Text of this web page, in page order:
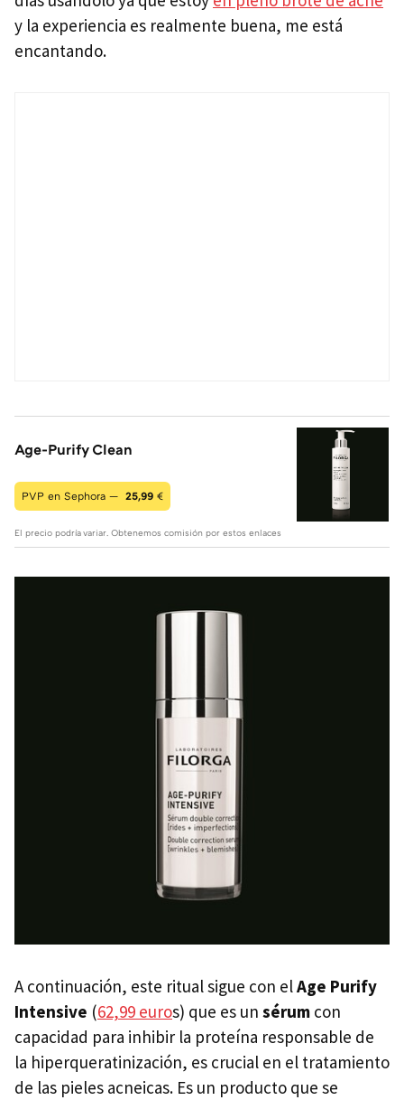
y la experiencia es realmente buena, me está
encantando.
Age-Purify Clean
PVP en Sephora — 25,99 €
El precio podría variar. Obtenemos comisión por estos enlaces
A continuación, este ritual sigue con elAge Purify
Intensive (62,99 euros) que es un sérum con
capacidad para inhibir la proteína responsable de
la hiperqueratinización, es crucial en el tratamiento
de las pieles acneicas. Es un producto que se